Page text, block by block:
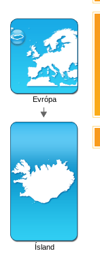
Evrópa
Ísland